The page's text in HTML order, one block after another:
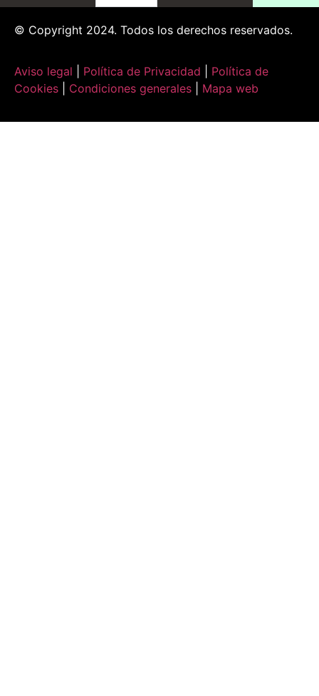
© Copyright 2024. Todos los derechos reservados.
Aviso legal Política de Privacidad
Política de
Cookies
Condiciones generales Mapa web